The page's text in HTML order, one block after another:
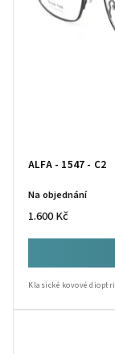
ALFA - 1547 - C2
Na objednání
1.600 Kč